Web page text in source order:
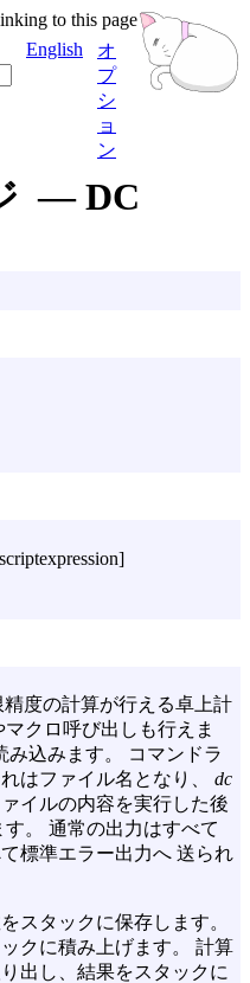
English
オ
プ
シ
ョ
ン
— DC
度の計算が行える卓上計
クロ呼び出しも行えま
み込みます。 コマンドラ
はファイル名となり、 dc
イルの内容を実行した後
。 通常の出力はすべて
標準エラー出力へ 送られ
スタックに保存します。
クに積み上げます。 計算
出し、結果をスタックに